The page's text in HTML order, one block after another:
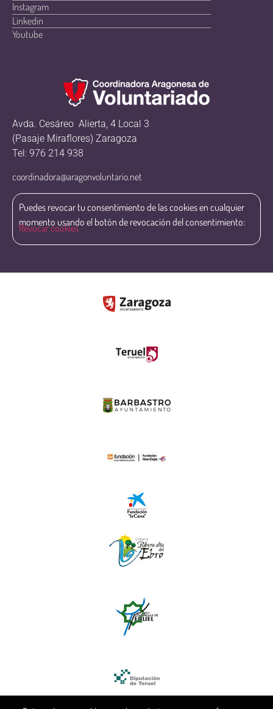
Instagram
Linkedin
Youtube
Avda. Cesáreo Alierta, 4 Local 3
(Pasaje Miraflores) Zaragoza
Tel: 976 214 938
coordinadora@aragonvoluntario.net
Puedes revocar tu consentimiento de las cookies en cualquier
momento usando el botón de revocación del consentimiento:
Revocar cookies